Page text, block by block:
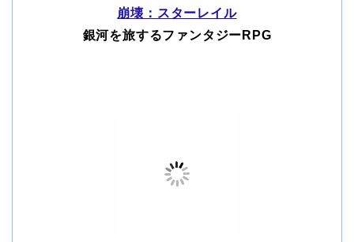
崩壊：スターレイル
銀河を旅するファンタジーRPG